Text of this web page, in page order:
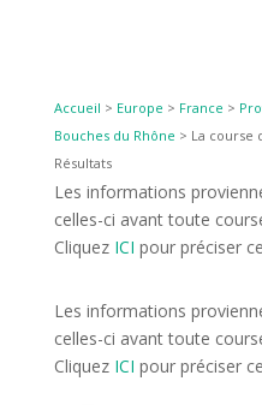
Accueil > Europe > France >
Bouches du Rhône > La course
Résultats
Les informations
celles-ci avant toute
Cliquez ICI pour préciser
Les informations
celles-ci avant toute
Cliquez ICI pour préciser